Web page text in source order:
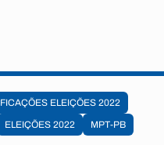
ELEIÇÕES 2022
ELEIÇÕES 2022 MPT-PB